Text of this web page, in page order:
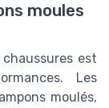
moules
est
Les
moulés,